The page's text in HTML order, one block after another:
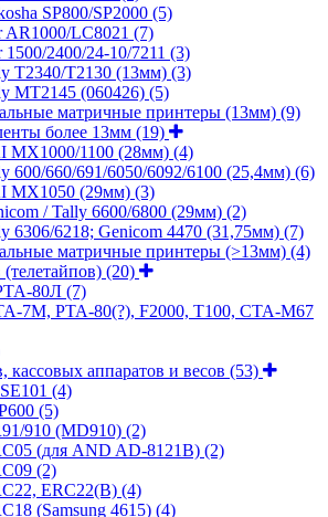
SP800/SP2000 (5)
AR1000/LC8021 (7)
1500/2400/24-10/7211 (3)
T2340/T2130 (13мм) (3)
MT2145 (060426) (5)
матричные принтеры (13мм) (9)
более 13мм (19)
MX1000/1100 (28мм) (4)
600/660/691/6050/6092/6100 (25,4мм) (6)
MX1050 (29мм) (3)
/ Tally 6600/6800 (29мм) (2)
6306/6218; Genicom 4470 (31,75мм) (7)
матричные принтеры (>13мм) (4)
(телетайпов) (20)
80Л (7)
7М, РТА-80(?), F2000, T100, СТА-М67
кассовых аппаратов и весов (53)
(4)
(5)
910 (MD910) (2)
(для AND AD-8121B) (2)
(2)
ERC22(B) (4)
(Samsung 4615) (4)